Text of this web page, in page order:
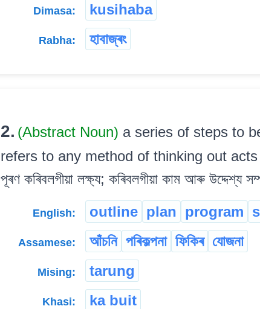
Dimasa: kusihaba
Rabha: হাবাজ্ৰং
2. (Abstract Noun) a series of steps to
refers to any method of thinking out acts
পূৰণ কৰিবলগীয়া লক্ষ্য; কৰিবলগীয়া কাম আৰু উদ্দেশ্য
English: outline plan program
Assamese: আঁচনি পৰিকল্পনা ফিকিৰ যোজনা
Mising: tarung
Khasi: ka buit